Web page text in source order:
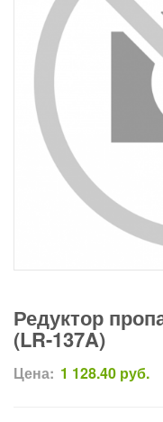
Редуктор
(LR-137A)
Цена: 1 128.40 руб.